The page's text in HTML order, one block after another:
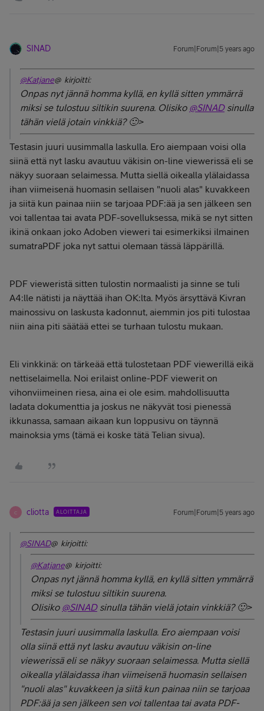
SINAD Forum|Forum|5 years ago
@Katjane@ kirjoitti:
Onpas nyt jännä homma kyllä, en kyllä sitten ymmärrä
miksi se tulostuu siltikin suurena. Olisiko @SINADsinulla
tähän vielä jotain vinkkiä? 🙂>
Testasin juuri uusimmalla laskulla. Ero aiempaan voisi olla
siinä että nyt lasku avautuu väkisin on-line viewerissä eli se
näkyy suoraan selaimessa. Mutta siellä oikealla ylälaidassa
ihan viimeisenä huomasin sellaisen "nuoli alas" kuvakkeen
ja siitä kun painaa niin se tarjoaa PDF:ää ja sen jälkeen sen
voi tallentaa tai avata PDF-sovelluksessa, mikä se nyt sitten
ikinä onkaan joko Adoben vieweri tai esimerkiksi ilmainen
sumatraPDF joka nyt sattui olemaan tässä läppärillä.
PDF vieweristä sitten tulostin normaalisti ja sinne se tuli
A4:lle nätisti ja näyttää ihan OK:lta. Myös ärsyttävä Kivran
mainossivu on laskusta kadonnut, aiemmin jos piti tulostaa
niin aina piti säätää ettei se turhaan tulostu mukaan.
Eli vinkkinä: on tärkeää että tulostetaan PDF viewerillä eikä
nettiselaimella. Noi erilaist online-PDF viewerit on
vihonviimeinen riesa, aina ei ole esim. mahdollisuutta
ladata dokumenttia ja joskus ne näkyvät tosi pienessä
ikkunassa, samaan aikaan kun loppusivu on täynnä
mainoksia yms (tämä ei koske tätä Telian sivua).
C cliotta ALOITTAJA Forum|Forum|5 years ago
@SINAD@ kirjoitti:
@Katjane@ kirjoitti:
Onpas nyt jännä homma kyllä, en kyllä sitten ymmärrä
miksi se tulostuu siltikin suurena.
Olisiko @SINADsinulla tähän vielä jotain vinkkiä? 🙂>
Testasin juuri uusimmalla laskulla. Ero aiempaan voisi
olla siinä että nyt lasku avautuu väkisin on-line
viewerissä eli se näkyy suoraan selaimessa. Mutta siellä
oikealla ylälaidassa ihan viimeisenä huomasin sellaisen
"nuoli alas" kuvakkeen ja siitä kun painaa niin se tarjoaa
PDF:ää ja sen jälkeen sen voi tallentaa tai avata PDF-